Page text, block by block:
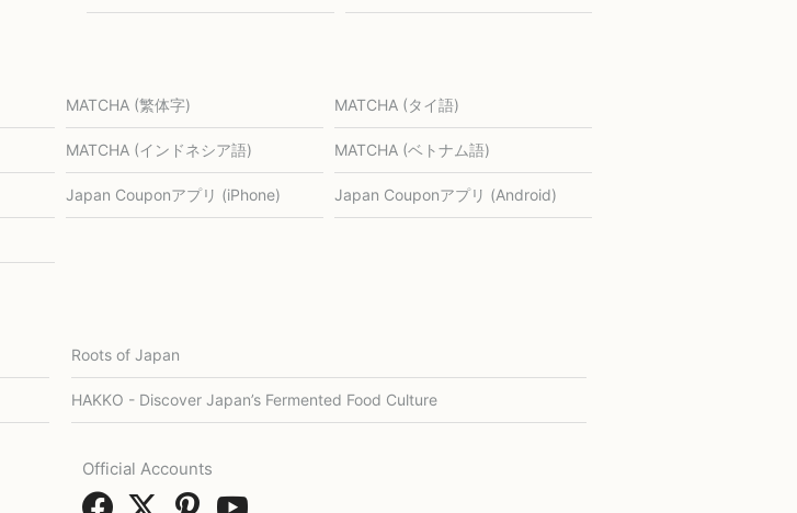
MATCHA (繁体字) MATCHA (タイ語)
MATCHA (インドネシア語) MATCHA (ベトナム語)
Japan Couponアプリ (iPhone) Japan Couponアプリ (Android)
Roots of Japan
HAKKO - Discover Japan’s Fermented Food Culture
Official Accounts